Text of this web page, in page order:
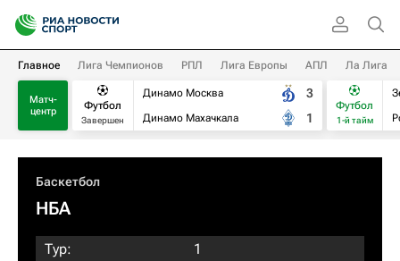
Главное Лига Чемпионов РПЛ Лига Европы АПЛ Ла Лига
Матч-
центр
Футбол
Завершен
Динамо Москва
Динамо Махачкала
3
1
Футбол
1-й тайм
Баскетбол
НБА
Тур:
1